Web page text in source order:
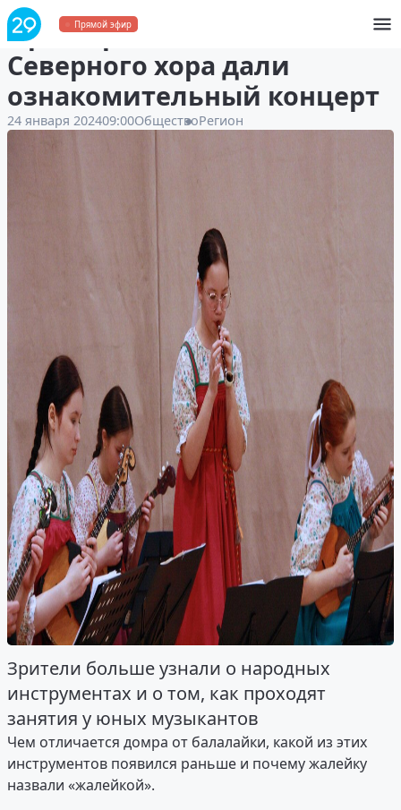
Прямой эфир
Оркестранты Малого
Северного хора дали
ознакомительный концерт
24 января 202409:00ОбществоРегион
Зрители больше узнали о народных
инструментах и о том, как проходят
занятия у юных музыкантов
Чем отличается домра от балалайки, какой из этих
инструментов появился раньше и почему жалейку
назвали «жалейкой».